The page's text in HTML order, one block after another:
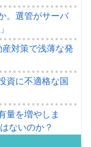
。選管がサーバ
対策で浅薄な発
資に不適格な国
量を増やしま
ないのか？